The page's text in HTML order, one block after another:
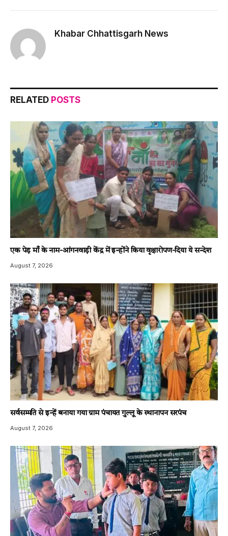
Khabar Chhattisgarh News
RELATED POSTS
एक पेड़ माँ के नाम-आंगनवाड़ी केंद्र में इन्होंने किया वृक्षारोपण-दिया ये सन्देश
August 7, 2026
सर्वसम्मति से इन्हें बनाया गया ग्राम पंचायत गुल्लू के स्थानापन सरपंच
August 7, 2026